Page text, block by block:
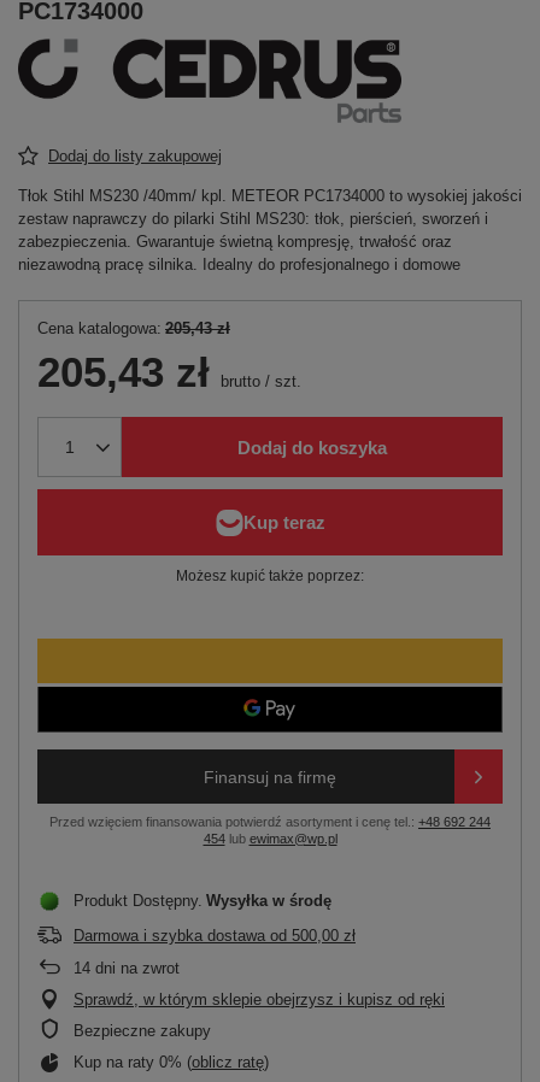
PC1734000
Dodaj do listy zakupowej
Tłok Stihl MS230 /40mm/ kpl. METEOR PC1734000 to wysokiej jakości
zestaw naprawczy do pilarki Stihl MS230: tłok, pierścień, sworzeń i
zabezpieczenia. Gwarantuje świetną kompresję, trwałość oraz
niezawodną pracę silnika. Idealny do profesjonalnego i domowe
Cena katalogowa: 205,43 zł
205,43 zł brutto / szt.
Dodaj do koszyka
Możesz kupić także poprzez:
Finansuj na firmę
Przed wzięciem finansowania potwierdź asortyment i cenę tel.: +48 692 244
454lub ewimax@wp.pl
Produkt Dostępny Wysyłka w środę
Darmowa i szybka dostawa od 500,00 zł
14 dni na zwrot
Sprawdź, w którym sklepie obejrzysz i kupisz od ręki
Bezpieczne zakupy
Kup na raty 0% (oblicz ratę)